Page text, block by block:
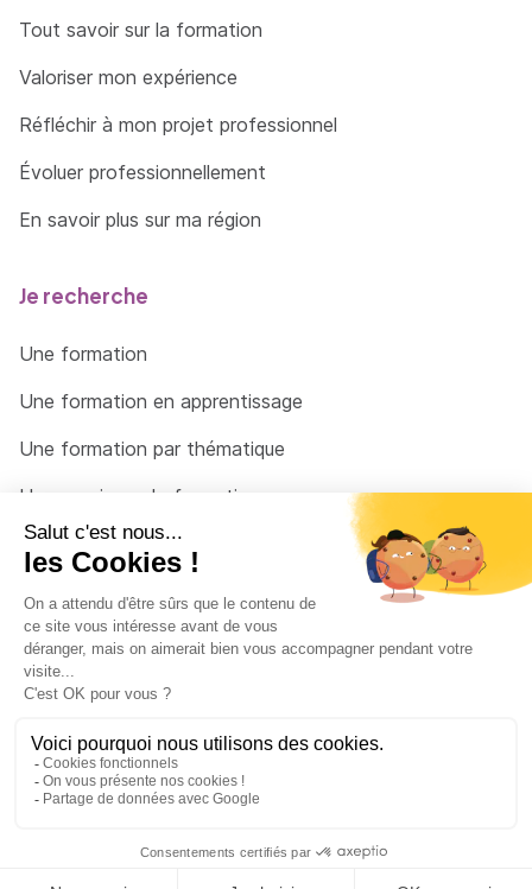
Tout savoir sur la formation
Valoriser mon expérience
Réfléchir à mon projet professionnel
Évoluer professionnellement
En savoir plus sur ma région
Je recherche
Une formation
Une formation en apprentissage
Une formation par thématique
Un organisme de formation
Un conseiller
Une solution pour raccrocher
© 2026 - Côté Formations - par Via Compétences
Menu Pied de page
Mentions Légales
Politique de confidentialité